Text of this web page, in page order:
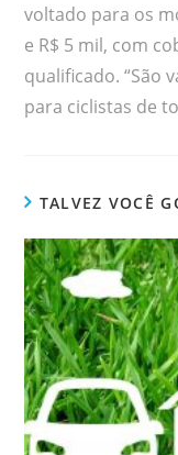
voltado para os
e R$ 5 mil, com
qualificado. “São
para ciclistas de
TALVEZ VOCÊ